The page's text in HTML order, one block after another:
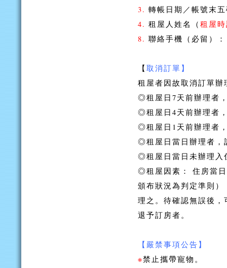
3. 轉帳日期／帳號末
4. 租屋人姓名（ 租屋
8. 聯絡手機（必留）：
【 取消訂單】
租屋者因故取消訂單
◎租屋日7天前辦理者
◎租屋日4天前辦理者
◎租屋日1天前辦理者
◎租屋日當日辦理者，
◎租屋日當日未辦理入
◎租屋因素： 住房當
頒布狀況為判定準則
理之。待確認無誤後
退予訂房者。
【嚴禁事項公告】
※禁止攜帶寵物。